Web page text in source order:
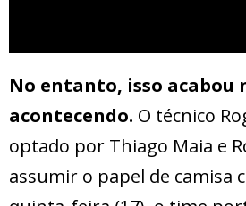
No entanto, isso acabou
acontecendo. O técnico
optado por Thiago Maia e
assumir o papel de camisa